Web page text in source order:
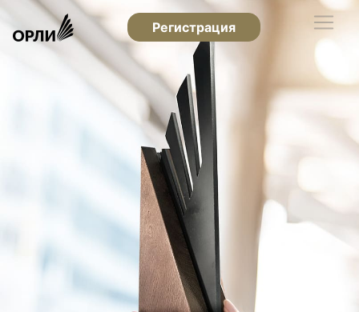
Регистрация